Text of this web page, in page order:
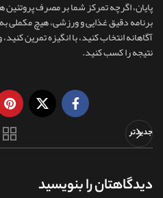
پایان، اگرچه تمرکز شما بر مصرف
برنامه دقیق غذایی و ورزشی، هیچ مکملی
آگاهانه انتخاب کنید، با انگیزه تمرین
نتیجه را کسب کنید.
جدیدتر
دیدگاهتان را بنویسید